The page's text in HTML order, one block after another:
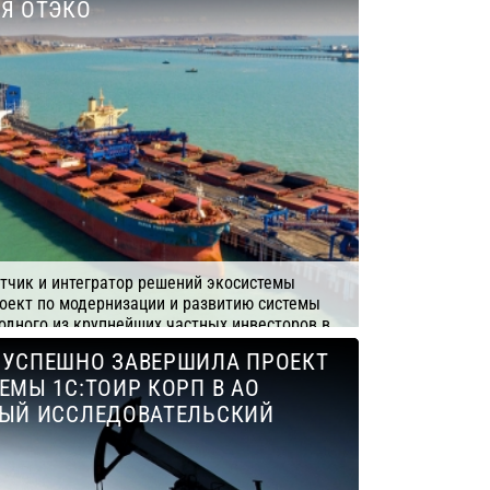
ОТЭКО
и интегратор решений экосистемы
по модернизации и развитию системы
из крупнейших частных инвесторов в
Юга России. В результате проект
более чем 124 тыс. объектов
технического состояния
основу для перехода к
ТОиР на всем портово-
Тамань.
Софт
ЗАВЕРШИЛА ПРОЕКТ
1С:ТОИР КОРП В АО
ИССЛЕДОВАТЕЛЬСКИЙ